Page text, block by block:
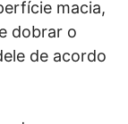
macia,
dobrar o
de acordo